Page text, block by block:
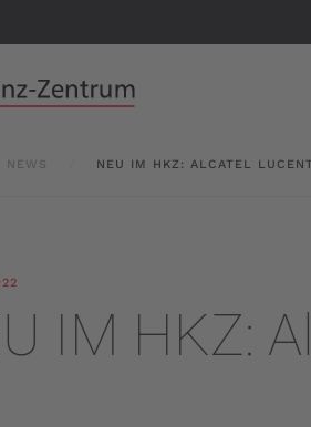
NEWS NEU IM HKZ: ALCATEL
IM HKZ: